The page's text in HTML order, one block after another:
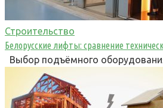
Строительство
Белорусские лифты: сравнение
Выбор подъёмного